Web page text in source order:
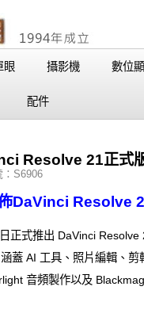
眼 攝影機 數位
配件
Resolve 21正式
S6906
DaVinci Resolve
正式推出 DaVinci Resolve
蓋 AI 工具、照片編輯、剪
音頻製作以及